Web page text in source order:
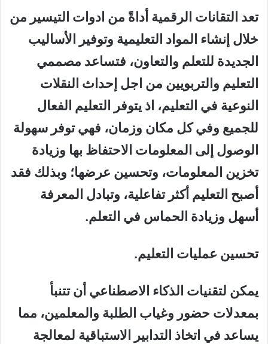
تعد التقانات الرقمية أداةً من ادوات التيسير من
خلال إنشاء المواد التعليمية وتوفير الأساليب
الجديدة للتعلم والتعاون، فتساعد مصممي
التعليم والتربويين من اجل إحداث النقلات
النوعية في التعليم، اذ يتوفر التعليم الفعال
للجميع وفي كل مكان وزمان، فهي توفر سهولة
الوصول إلى المعلومات الاحتفاظ بها وزيادة
تخزين المعلومات، وتحسين عرضها؛ وبذلك فقد
أصبح التعليم أكثر تفاعلية، وتبادل المعرفة
أسهل وزيادة الحماس في التعلم.
تحسين عمليات التعليم.
يمكن لتقنيات الذكاء الاصطناعي أن تتنبأ
بمعدلات حضور وغياب الطلبة والمعلمين، مما
يساعد في اتخاذ التدابير الاستباقية لمعالجة